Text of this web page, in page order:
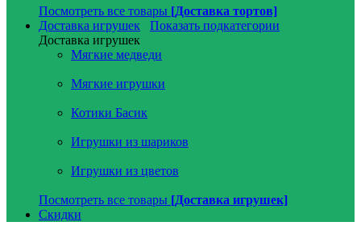
Посмотреть все товары [Доставка тортов]
Доставка игрушек
Показать подкатегории
Доставка игрушек
Мягкие медведи
Мягкие игрушки
Котики Басик
Игрушки из шариков
Игрушки из цветов
Посмотреть все товары [Доставка игрушек]
Скидки